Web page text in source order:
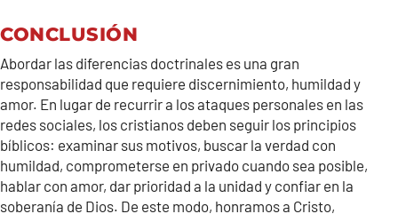
CONCLUSIÓN
Abordar las diferencias doctrinales es una gran
responsabilidad que requiere discernimiento, humildad y
amor. En lugar de recurrir a los ataques personales en las
redes sociales, los cristianos deben seguir los principios
bíblicos: examinar sus motivos, buscar la verdad con
humildad, comprometerse en privado cuando sea posible,
hablar con amor, dar prioridad a la unidad y confiar en la
soberanía de Dios. De este modo, honramos a Cristo,